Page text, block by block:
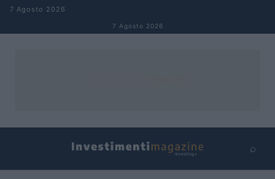
Salta al contenuto
7 Agosto 2026
7 Agosto 2026
⌕